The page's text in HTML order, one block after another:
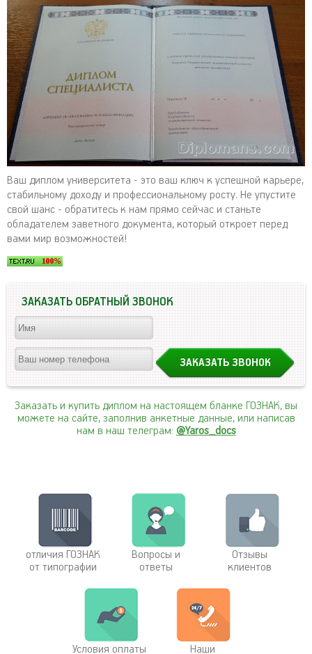
Ваш диплом университета - это ваш ключ к успешной карьере,
стабильному доходу и профессиональному росту. Не упустите
свой шанс - обратитесь к нам прямо сейчас и станьте
обладателем заветного документа, который откроет перед
вами мир возможностей!
ЗАКАЗАТЬ ОБРАТНЫЙ ЗВОНОК
Заказать и купить диплом на настоящем бланке ГОЗНАК, вы
можете на сайте, заполнив анкетные данные, или написав
нам в наш телеграм: @Yaros_docs
отличия ГОЗНАК
от типографии
Вопросы и
ответы
Отзывы
клиентов
Условия оплаты
Наши